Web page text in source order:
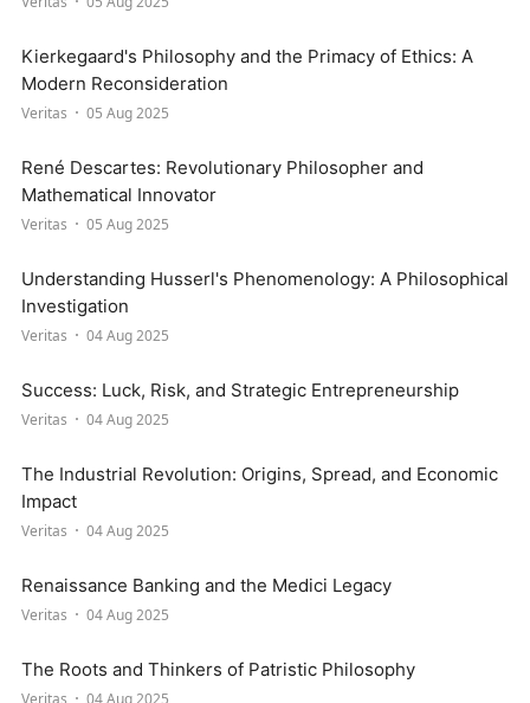
Kierkegaard's Philosophy and the Primacy of Ethics: A
Modern Reconsideration
Veritas 05 Aug 2025
René Descartes: Revolutionary Philosopher and
Mathematical Innovator
Veritas 05 Aug 2025
Understanding Husserl's Phenomenology: A Philosophical
Investigation
Veritas 04 Aug 2025
Success: Luck, Risk, and Strategic Entrepreneurship
Veritas 04 Aug 2025
The Industrial Revolution: Origins, Spread, and Economic
Impact
Veritas 04 Aug 2025
Renaissance Banking and the Medici Legacy
Veritas 04 Aug 2025
The Roots and Thinkers of Patristic Philosophy
Veritas 04 Aug 2025